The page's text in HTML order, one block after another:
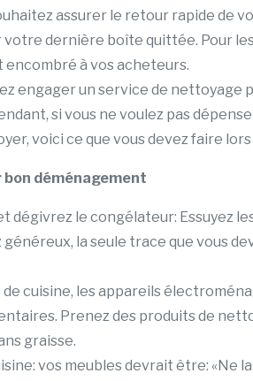
assurer le retour rapide de
dernière boîte quittée. Pour
encombré à vos acheteurs.
engager un service de nettoyage
si vous ne voulez pas
voici ce que vous devez faire
déménagement
dégivrez le congélateur: Essuyez
la seule trace que vous
cuisine, les appareils
Prenez des produits de
graisse.
vos meubles devrait être: «Ne